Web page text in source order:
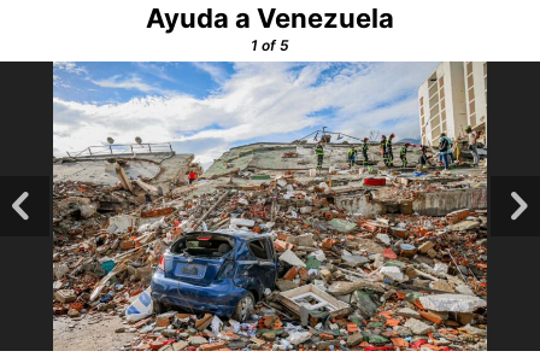
Ayuda a Venezuela
1 of 5